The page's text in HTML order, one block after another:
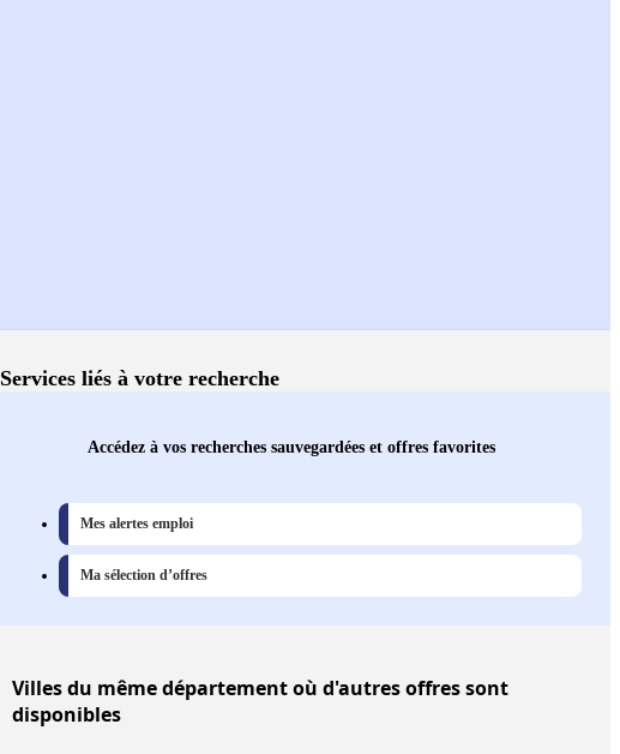
Services liés à votre recherche
Accédez à vos recherches sauvegardées et offres favorites
Mes alertes emploi
Ma sélection d’offres
Villesdu même département où d'autres offres sont
disponibles